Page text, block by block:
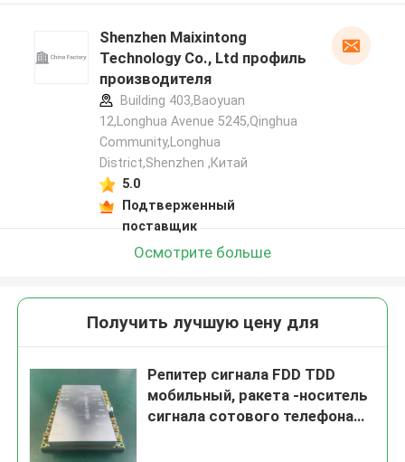
Shenzhen Maixintong
Technology Co., Ltd профиль
производителя
Building 403,Baoyuan
12,Longhua Avenue 5245,Qinghua
Community,Longhua
District,Shenzhen ,Китай
5.0
Подтверженный
поставщик
Осмотрите больше
Получить лучшую цену для
Репитер сигнала FDD TDD
мобильный, ракета -носитель
сигнала сотового телефона